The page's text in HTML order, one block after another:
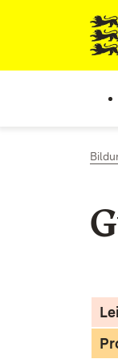
Zum